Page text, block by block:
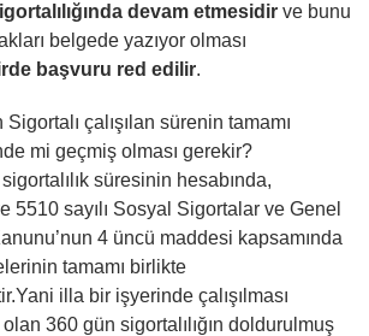
devam etmesidir ve bunu
belgede yazıyor olması
başvuru red edilir.
çalışılan sürenin tamamı
mi geçmiş olması gerekir?
süresinin hesabında,
5510 sayılı Sosyal Sigortalar ve Genel
4 üncü maddesi kapsamında
tamamı birlikte
illa bir işyerinde çalışılması
360 gün sigortalılığın doldurulmuş